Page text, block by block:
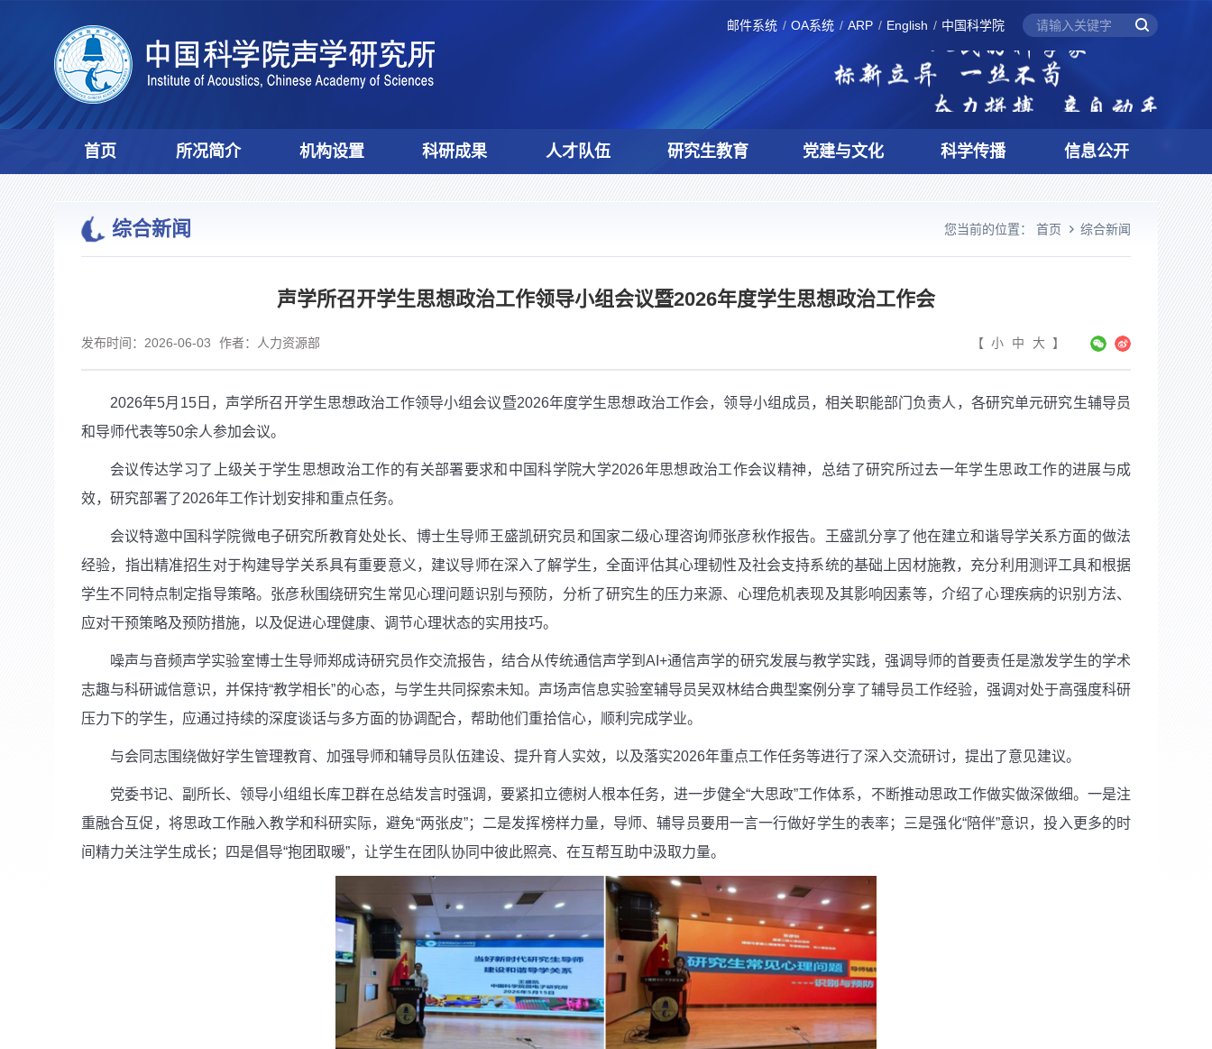
邮件系统 OA系统 ARP English 中国科学院
首页 所况简介 机构设置 科研成果 人才队伍 研究生教育 党建与文化 科学传播 信息公开
综合新闻 您当前的位置： 首页 综合新闻
声学所召开学生思想政治工作领导小组会议暨2026年度学生思想政治工作会
发布时间：2026-06-03 作者：人力资源部 【 小 中 大 】
2026年5月 15日，声学所召开学生思想政治工作领导小组会议暨2026年度学生思想政治工作会，领导小组成员，相关职能部门负责人，各研究单元研究生辅导员
和导师代表等50余人参加会议。
会议传达学习了上级关于学生思想政治工作的有关部署要求和中国科学院大学2026年思想政治工作会议精神，总结了研究所过去一年学生思政工作的进展与成
效，研究部署了2026年工作计划安排和重点任务。
会议特邀中国科学院微电子研究所教育处处长、博士生导师王盛凯研究员和国家二级心理咨询师张彦秋作报告。王盛凯分享了他在建立和谐导学关系方面的做法
经验，指出精准招生对于构建导学关系具有重要意义，建议导师在深入了解学生，全面评估其心理韧性及社会支持系统的基础上因材施教，充分利用测评工具和根据
学生不同特点制定指导策略。张彦秋围绕研究生常见心理问题识别与预防，分析了研究生的压力来源、心理危机表现及其影响因素等，介绍了心理疾病的识别方法、
应对干预策略及预防措施，以及促进心理健康、调节心理状态的实用技巧。
噪声与音频声学实验室博士生导师郑成诗研究员作交流报告，结合从传统通信声学到AI+通信声学的研究发展与教学实践，强调导师的首要责任是激发学生的学术
志趣与科研诚信意识，并保持“教学相长”的心态，与学生共同探索未知。声场声信息实验室辅导员吴双林结合典型案例分享了辅导员工作经验，强调对处于高强度科研
压力下的学生，应通过持续的深度谈话与多方面的协调配合，帮助他们重拾信心，顺利完成学业。
与会同志围绕做好学生管理教育、加强导师和辅导员队伍建设、提升育人实效，以及落实2026年重点工作任务等进行了深入交流研讨，提出了意见建议。
党委书记、副所长、领导小组组长库卫群在总结发言时强调，要紧扣立德树人根本任务，进一步健全“大思政”工作体系，不断推动思政工作做实做深做细。一是注
重融合互促，将思政工作融入教学和科研实际，避免“两张皮”；二是发挥榜样力量，导师、辅导员要用一言一行做好学生的表率；三是强化“陪伴”意识，投入更多的时
间精力关注学生成长；四是倡导“抱团取暖”，让学生在团队协同中彼此照亮、在互帮互助中汲取力量。